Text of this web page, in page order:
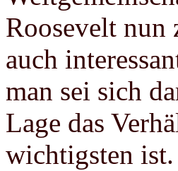
Roosevelt nun
auch
man sei sich
Lage das
wichtigsten ist.